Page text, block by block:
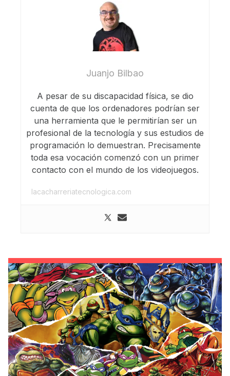
Juanjo Bilbao
A pesar de su discapacidad física, se dio
cuenta de que los ordenadores podrían ser
una herramienta que le permitirían ser un
profesional de la tecnología y sus estudios de
programación lo demuestran. Precisamente
toda esa vocación comenzó con un primer
contacto con el mundo de los videojuegos.
lacacharreriatecnologica.com